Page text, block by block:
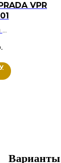
VPR
Золотой
Варианты